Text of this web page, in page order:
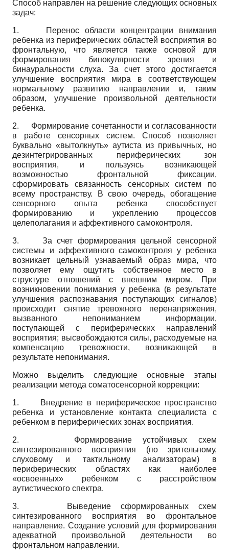
Способ направлен на решение следующих основных
задач:
1.
Перенос области концентрации внимания
ребенка из периферических областей восприятия во
фронтальную, что является также основой для
формирования бинокулярности зрения и
бинауральности слуха. За счет этого достигается
улучшение восприятия мира в соответствующем
нормальному развитию направлении и, таким
образом, улучшение произвольной деятельности
ребенка.
2. Формирование сочетанности и согласованности
в работе сенсорных систем. Способ позволяет
буквально «вытолкнуть» аутиста из привычных, но
дезинтегрированных периферических зон
восприятия, и пользуясь возникающей
возможностью фронтальной фиксации,
сформировать связанность сенсорных систем по
всему пространству. В свою очередь, обогащение
сенсорного опыта ребенка способствует
формированию и укреплению процессов
целеполагания и аффективного самоконтроля.
3.За счет формирования цельной сенсорной
системы и аффективного самоконтроля у ребенка
возникает цельный узнаваемый образ мира, что
позволяет ему ощутить собственное место в
структуре отношений с внешним миром. При
возникновении понимания у ребенка (в результате
улучшения распознавания поступающих сигналов)
происходит снятие тревожного перенапряжения,
вызванного непониманием информации,
поступающей с периферических направлений
восприятия; высвобождаются силы, расходуемые на
компенсацию тревожности, возникающей в
результате непонимания.
Можно выделить следующие основные этапы
реализации метода соматосенсор­ной коррекции:
1.
Внедрение в периферическое пространство
ребенка и установление контакта специалиста с
ребенком в периферических зонах восприятия.
2. Формирование устойчивых схем
синтезированного восприятия (по зрительному,
слуховому и тактильному анализаторам) в
периферических областях как наиболее
«освоенных» ребенком с расстройством
аутистического спектра.
3.
Выведение сформированных схем
синтезированного восприятия во фронтальное
направление. Создание условий для формирования
адекватной произвольной деятельности во
фронтальном направлении.